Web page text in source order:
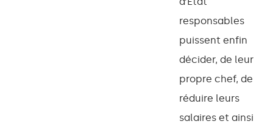
responsables
puissent enfin
décider, de leur
propre chef, de
réduire leurs
salaires et ainsi